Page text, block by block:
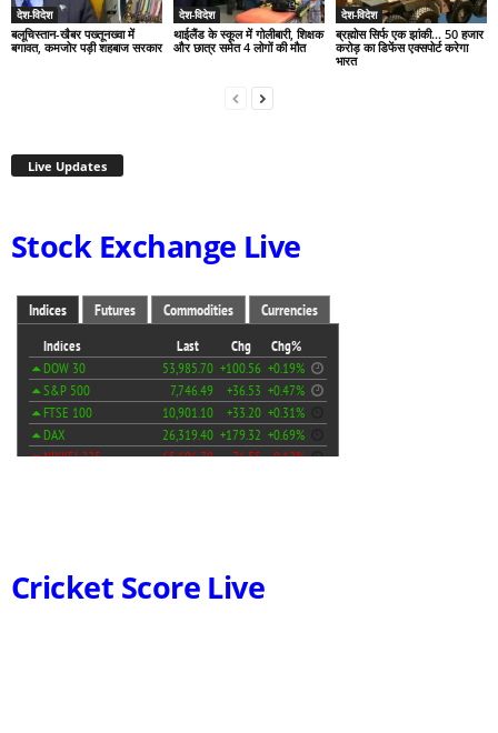
देश-विदेश
बलूचिस्तान-खैबर पख्तूनख्वा में
बगावत, कमजोर पड़ी शहबाज सरकार
देश-विदेश
थाईलैंड के स्कूल में गोलीबारी, शिक्षक
और छात्र समेत 4 लोगों की मौत
देश-विदेश
ब्रह्मोस सिर्फ एक झांकी… 50 हजार
करोड़ का डिफेंस एक्सपोर्ट करेगा
भारत
Live Updates
Stock Exchange Live
Cricket Score Live